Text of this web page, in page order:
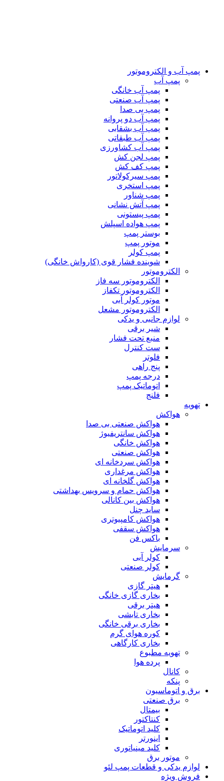
پمپ آب و الکتروموتور
پمپ آب
پمپ آب خانگی
پمپ آب صنعتی
پمپ بی صدا
پمپ آب دو پروانه
پمپ آب بشقابی
پمپ آب طبقاتی
پمپ آب کشاورزی
پمپ لجن کش
پمپ کف کش
پمپ سیرکولاتور
پمپ استخری
پمپ شناور
پمپ آتش نشانی
پمپ پیستونی
پمپ هواده اسپلش
بوستر پمپ
موتور پمپ
پمپ کولر
شوینده فشار قوی (کارواش خانگی)
الکتروموتور
الکتروموتور سه فاز
الکتروموتور تکفاز
موتور کولر آبی
الکتروموتور مشعل
لوازم جانبی و یدکی
شیر برقی
منبع تحت فشار
ست کنترل
فلوتر
پنج راهی
درجه پمپ
اتوماتیک پمپ
فلنج
تهویه
هواکش
هواکش صنعتی بی صدا
هواکش سانتریفیوژ
هواکش خانگی
هواکش صنعتی
هواکش سردخانه ای
هواکش مرغداری
هواکش گلخانه ای
هواکش حمام و سرویس بهداشتی
هواکش بین کانالی
ساید چنل
هواکش کامپیوتری
هواکش سقفی
باکس فن
سرمایش
کولر آبی
کولر صنعتی
گرمایش
هیتر گازی
بخاری گازی خانگی
هیتر برقی
بخاری تابشی
بخاری برقی خانگی
کوره هوای گرم
بخاری کارگاهی
تهویه مطبوع
پرده هوا
کانال
پنکه
برق و اتوماسیون
برق صنعتی
بیمتال
کنتاکتور
کلید اتوماتیک
اینورتر
کلید مینیاتوری
موتور برق
لوازم یدکی و قطعات پمپ لئو
فروش ویژه